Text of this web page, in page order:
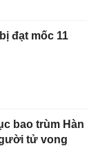
đạt mốc 11
bao trùm Hàn
tử vong